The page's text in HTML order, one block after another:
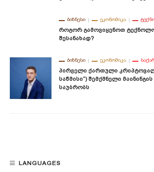
ᲑᲘᲖᲜᲔᲡᲘ ᲔᲙᲝᲜᲝᲛᲘᲙᲐ
Როგორ Გამოვიყენოთ
Შესანახად?
ᲑᲘᲖᲜᲔᲡᲘ ᲔᲙᲝᲜᲝᲛᲘᲙᲐ
Პირველი Ქართული
Საწმისი“) Შემქმნელი
Საუბრობს
LANGUAGES